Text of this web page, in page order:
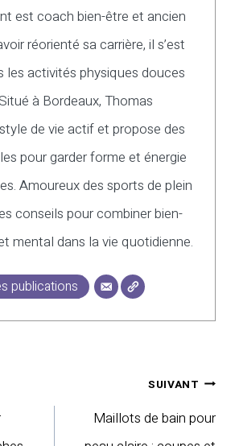
est coach bien-être et ancien
réorienté sa carrière, il s’est
les activités physiques douces
à Bordeaux, Thomas
de vie actif et propose des
pour garder forme et énergie
Amoureux des sports de plein
conseils pour combiner bien-
mental dans la vie quotidienne.
publications
SUIVANT
Maillots de bain pour